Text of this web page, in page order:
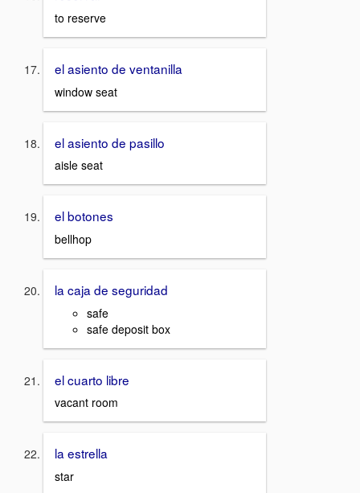
to reserve
el asiento de ventanilla
window seat
el asiento de pasillo
aisle seat
el botones
bellhop
la caja de seguridad
safe
safe deposit box
el cuarto libre
vacant room
la estrella
star